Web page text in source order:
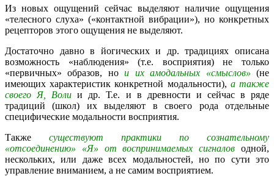
Из новых ощущений сейчас выделяют наличие ощущения
«телесного слуха» («контактной вибрации»), но конкретных
рецепторов этого ощущения не выделяют.
Достаточно давно в йогических и др. традициях описана
возможность «наблюдения» (т.е. восприятия) не только
«первичных» образов, нои их амодальных «смыслов» (не
имеющих характеристик конкретной модальности), а также
своего Я, Воли и др. Т.е. и в древности и сейчас в ряде
традиций (школ) их выделяют в своего рода отдельные
специфические модальности восприятия.
Также существуют практики по сознательному
«отсоединению» «Я» от воспринимаемых сигналов одной,
нескольких, или даже всех модальностей, но по сути это
управление вниманием, а не самим восприятием.